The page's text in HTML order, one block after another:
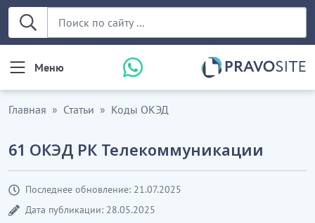
Меню
Главная Статьи Коды ОКЭД
61 ОКЭД РК Телекоммуникации
Последнее обновление: 21.07.2025
Дата публикации: 28.05.2025